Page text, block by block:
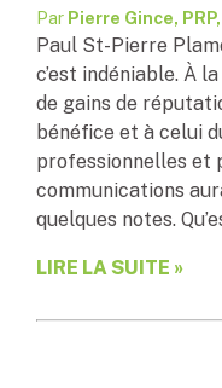
Par Pierre Gince, PRP,
Paul St-Pierre
c’est indéniable. À
de gains de
bénéfice et à celui
professionnelles et
communications
quelques notes.
LIRE LA SUITE »